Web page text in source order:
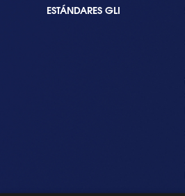
ESTÁNDARES GLI